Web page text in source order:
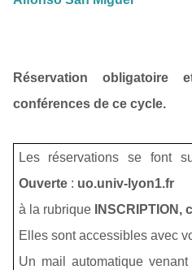
Réservation
conférences de ce cycle.
Les réservations se font
Ouverte : uo.univ-lyon1.fr
à la rubrique
INSCRIPTION,
Elles sont accessibles avec
Un mail automatique venant